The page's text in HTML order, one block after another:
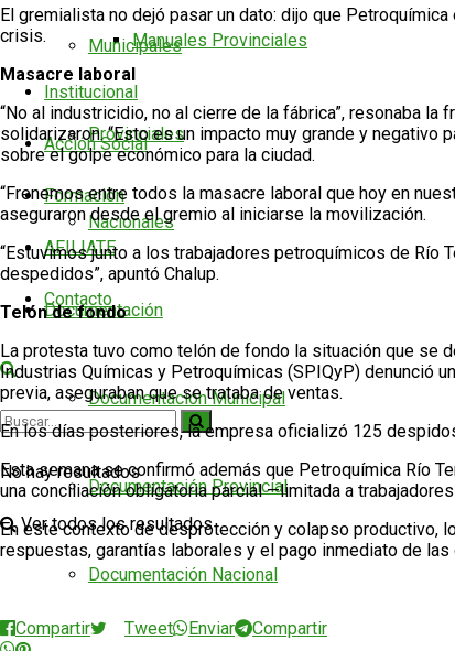
Manuales Provinciales
Institucional
Acción Social
Formación
AFILIATE
Contacto
No hay resultados
Ver todos los resultados
Municipales
Provinciales
Nacionales
Documentación
Documentación Municipal
Documentación Provincial
Documentación Nacional
El gremialista no dejó pasar un dato: dijo que
crisis.
Masacre laboral
“No al industricidio, no al cierre de la fábrica”, resonaba
solidarizaron. “Esto es un impacto muy grande y negativo
sobre el golpe económico para la ciudad.
“Frenemos entre todos la masacre laboral que hoy en
aseguraron desde el gremio al iniciarse la movilización.
“Estuvimos junto a los trabajadores petroquímicos de Río
despedidos”, apuntó Chalup.
Telón de fondo
La protesta tuvo como telón de fondo la situación que se
Industrias Químicas y Petroquímicas (SPIQyP) denunció
previa, aseguraban que se trataba de ventas.
En los días posteriores, la empresa oficializó 125
Esta semana se confirmó además que Petroquímica Río
una conciliación obligatoria parcial —limitada a
En este contexto de desprotección y colapso productivo,
respuestas, garantías laborales y el pago inmediato de
Compartir Tweet Enviar Compartir